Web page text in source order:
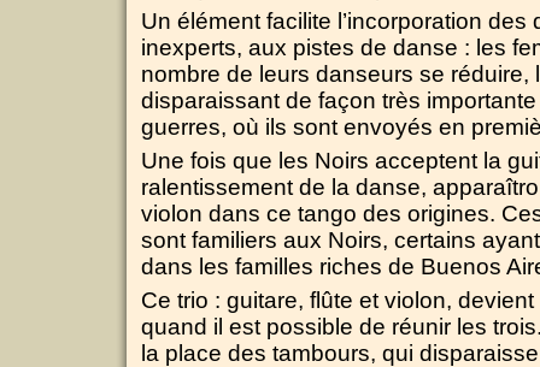
Un élément facilite l’incorporation
inexperts, aux pistes de danse : les
nombre de leurs danseurs se réduire,
disparaissant de façon très
guerres, où ils sont envoyés en
Une fois que les Noirs acceptent la
ralentissement de la danse,
violon dans ce tango des origines.
sont familiers aux Noirs, certains
dans les familles riches de Buenos
Ce trio : guitare, flûte et violon,
quand il est possible de réunir les
la place des tambours, qui